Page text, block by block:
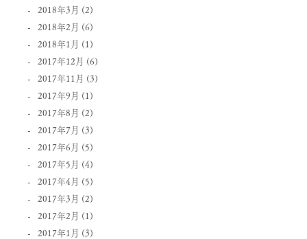
2018年3月 (2)
2018年2月 (6)
2018年1月 (1)
2017年12月 (6)
2017年11月 (3)
2017年9月 (1)
2017年8月 (2)
2017年7月 (3)
2017年6月 (5)
2017年5月 (4)
2017年4月 (5)
2017年3月 (2)
2017年2月 (1)
2017年1月 (3)